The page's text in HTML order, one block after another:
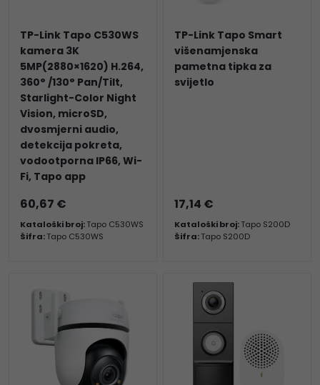
TP-Link Tapo C530WS
kamera 3K
5MP(2880×1620) H.264,
360° /130° Pan/Tilt,
Starlight-Color Night
Vision, microSD,
dvosmjerni audio,
detekcija pokreta,
vodootporna IP66, Wi-
Fi, Tapo app
60,67 €
Kataloški broj:Tapo C530WS
Šifra:Tapo C530WS
TP-Link Tapo Smart
višenamjenska
pametna tipka za
svijetlo
17,14 €
Kataloški broj:Tapo S200D
Šifra:Tapo S200D